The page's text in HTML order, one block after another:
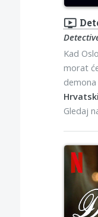
ondemand_video
Kad
morat
Gledaj